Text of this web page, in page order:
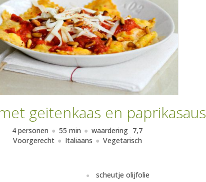
geitenkaas en paprikasaus
4 personen 55 min waardering 7,7
Voorgerecht
Italiaans Vegetarisch
scheutje olijfolie